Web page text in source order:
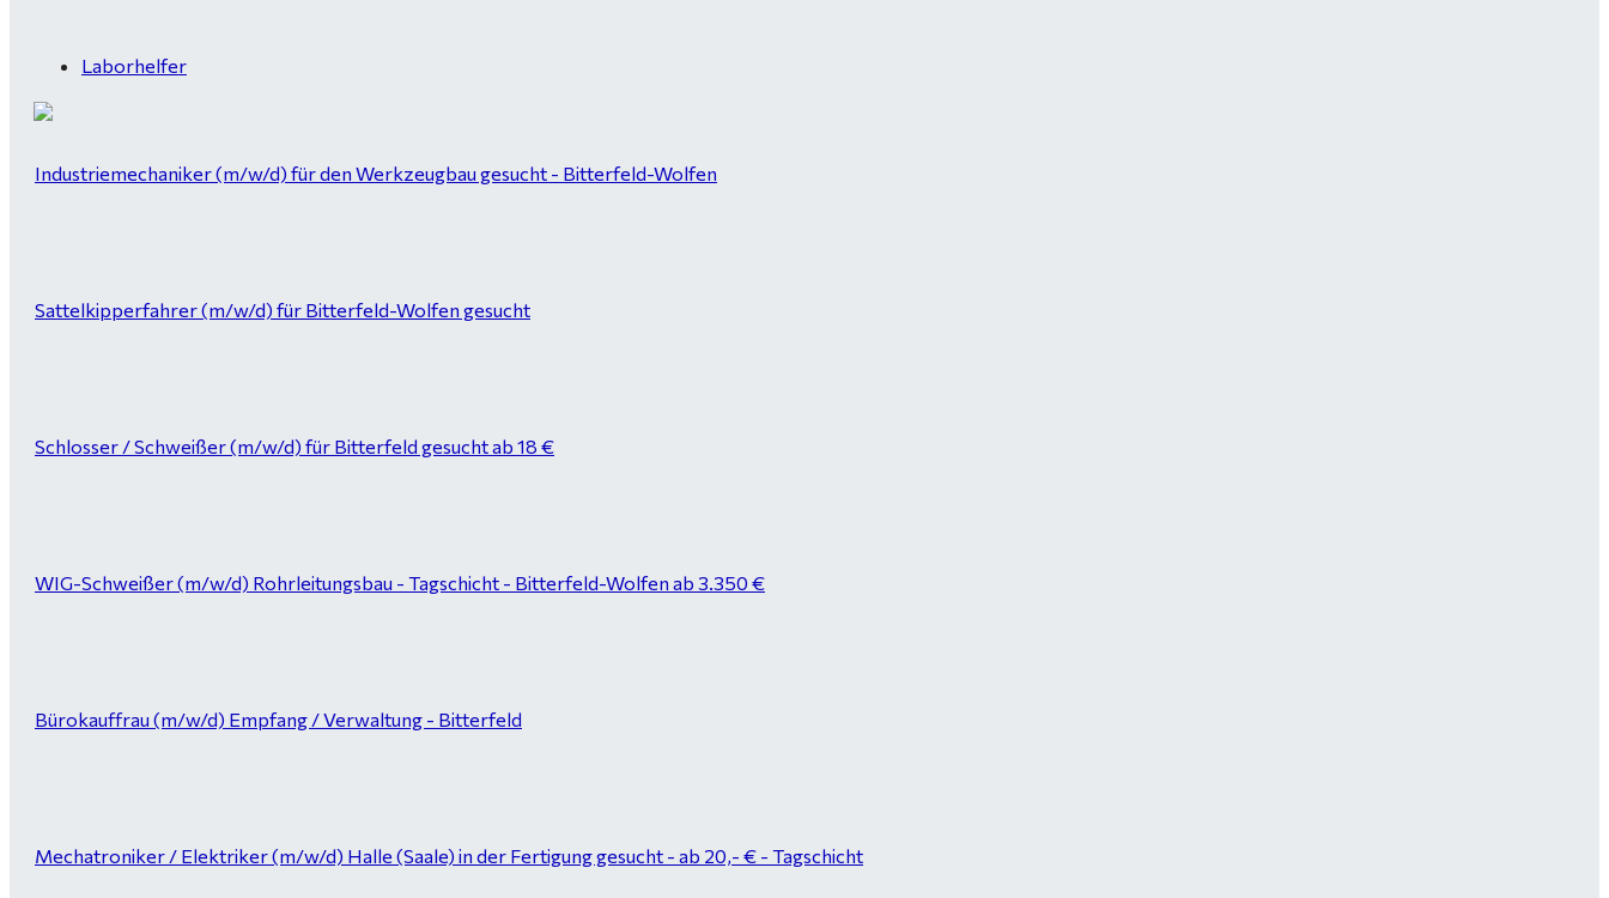
Laborhelfer
Industriemechaniker (m/w/d) für den Werkzeugbau gesucht - Bitterfeld-Wolfen
Sattelkipperfahrer (m/w/d) für Bitterfeld-Wolfen gesucht
Schlosser / Schweißer (m/w/d) für Bitterfeld gesucht ab 18 €
WIG-Schweißer (m/w/d) Rohrleitungsbau - Tagschicht - Bitterfeld-Wolfen ab 3.350 €
Bürokauffrau (m/w/d) Empfang / Verwaltung - Bitterfeld
Mechatroniker / Elektriker (m/w/d) Halle (Saale) in der Fertigung gesucht - ab 20,- € - Tagschicht